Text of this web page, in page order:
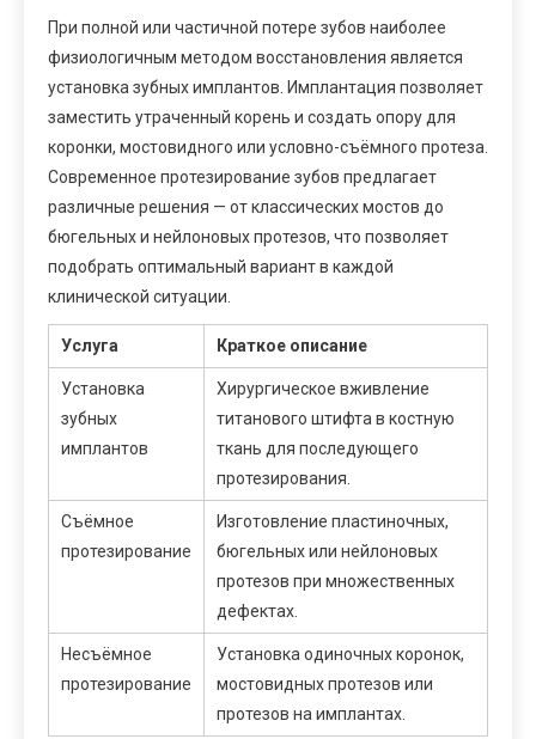
При полной или частичной потере зубов наиболее
физиологичным методом восстановления является
установка зубных имплантов. Имплантация позволяет
заместить утраченный корень и создать опору для
коронки, мостовидного или условно-съёмного протеза.
Современное протезирование зубов предлагает
различные решения — от классических мостов до
бюгельных и нейлоновых протезов, что позволяет
подобрать оптимальный вариант в каждой
клинической ситуации.
Услуга Краткое описание
Установка
зубных
имплантов
Хирургическое вживление
титанового штифта в костную
ткань для последующего
протезирования.
Съёмное
протезирование
Изготовление пластиночных,
бюгельных или нейлоновых
протезов при множественных
дефектах.
Несъёмное
протезирование
Установка одиночных коронок,
мостовидных протезов или
протезов на имплантах.